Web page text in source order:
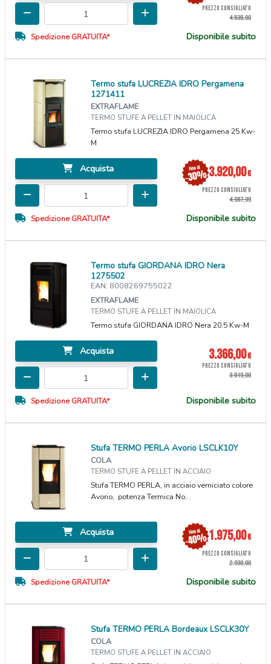
PREZZO CONSIGLIATO
4.535,00
Spedizione GRATUITA* Disponibile subito
Termo stufa LUCREZIA IDRO Pergamena
1271411
EXTRAFLAME
TERMO STUFE A PELLET IN MAIOLICA
Termo stufa LUCREZIA IDRO Pergamena 25 Kw-
M
Acquista 3.920,00€
PREZZO CONSIGLIATO
4.987,99
Spedizione GRATUITA* Disponibile subito
Termo stufa GIORDANA IDRO Nera
1275502
EAN: 8008269755022
EXTRAFLAME
TERMO STUFE A PELLET IN MAIOLICA
Termo stufa GIORDANA IDRO Nera 20.5 Kw-M
Acquista 3.366,00€
PREZZO CONSIGLIATO
3.519,00
Spedizione GRATUITA* Disponibile subito
Stufa TERMO PERLA Avorio LSCLK10Y
COLA
TERMO STUFE A PELLET IN ACCIAIO
Stufa TERMO PERLA, in acciaio verniciato colore
Avorio, potenza Termica No...
Acquista 1.975,00€
PREZZO CONSIGLIATO
2.930,00
Spedizione GRATUITA* Disponibile subito
Stufa TERMO PERLA Bordeaux LSCLK30Y
COLA
TERMO STUFE A PELLET IN ACCIAIO